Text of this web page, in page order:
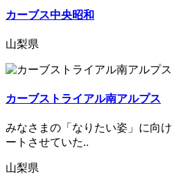
カーブス中央昭和
山梨県
カーブストライアル南アルプス
みなさまの「なりたい姿」に向
ートさせていた..
山梨県